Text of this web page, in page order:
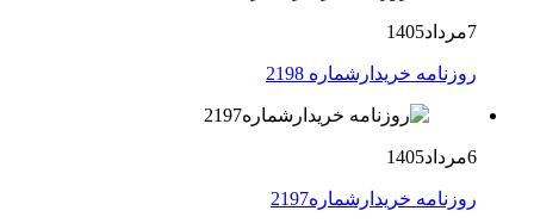
7مرداد1405
روزنامه خریدارشماره 2198
6مرداد1405
روزنامه خریدارشماره2197